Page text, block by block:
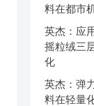
料在都市
英杰：应
摇粒绒三
化
英杰：弹
料在轻量